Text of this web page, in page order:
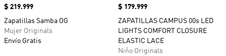
Precio
$ 219.999
Zapatillas Samba OG
Mujer Originals
Envío Gratis
Precio
$ 179.999
ZAPATILLAS CAMPUS 00s LED
LIGHTS COMFORT CLOSURE
ELASTIC LACE
Niño Originals